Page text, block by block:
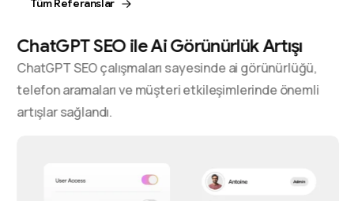
Tüm Referanslar
ChatGPT SEO ile Ai Görünürlük Artışı
ChatGPT SEO çalışmaları sayesinde ai görünürlüğü,
telefon aramaları ve müşteri etkileşimlerinde önemli
artışlar sağlandı.